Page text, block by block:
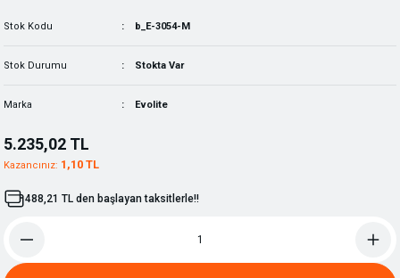
Stok Kodu b_E-3054-M
Stok Durumu Stokta Var
Marka Evolite
5.235,02 TL
Kazancınız: 1,10 TL
488,21 TL den başlayan taksitlerle!!